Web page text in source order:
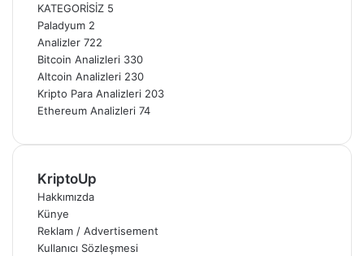
KATEGORİSİZ 5
Paladyum 2
Analizler 722
Bitcoin Analizleri 330
Altcoin Analizleri 230
Kripto Para Analizleri 203
Ethereum Analizleri 74
KriptoUp
Hakkımızda
Künye
Reklam / Advertisement
Kullanıcı Sözleşmesi